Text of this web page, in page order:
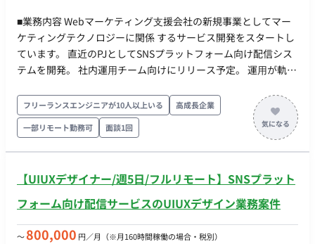
ン：Figma, miro 〇プロジェクト管理：Notion 〇開発⽣産
性改善：Findy Team+ 〇グループウェア：
GoogleWorkspace(Gmail, GoogleCalendar, SpreadSheet）
〇モブプロ‧ペアプロ ■会社・求人の魅力 〇新規プロダクトと
に関わらず、設計‧実装‧コードレビューに関われるフラットな組
織です 〇リモートメインの環境。開発‧スキルアップに注⼒で
きます 〇開発に必要なソフトウェアライセンスの貸与制度を
導⼊(Cursorなどの有料IDE 等を無償貸与） ■働き方 ・平日×週
田町のオフィス出社
■業務内容 Webマーケティング⽀援会社の新規事業としてマー
ケティングテクノロジーに関係 するサービス開発をスタートし
ています。 直近のPJとしてSNSプラットフォーム向け配信シス
テムを開発。 社内運⽤チーム向けにリリース予定。 運⽤が軌道
直後はバックエンド領域を担当していただき、その後はフロン
トエンドやインフラなど他の領域の挑戦も可能です。 ■実装範
囲 ●バックエンド（主担当領域） ・SNS向けメッセージ配信
機能の構築（⼤量配信‧webhook処理） ・認証‧認可機能、決
の構築 など ■その他領域 ●フロント ・React＋MUIを⽤いた配
信管理画⾯ ・タグの実装、LIFFアプリ開発 ●インフラ構築
ーラブルな構築 ■開発環境 バックエンド：fastify, TypeScript フ
フリーランスエンジニアが10人以上いる
高成長企業
一部リモート勤務可
面談1回
【UIUXデザイナー/週5日/フルリモート】SNSプラット
フォーム向け配信サービスのUIUXデザイン業務案件
〜800,000 円／月 （※月160時間稼働の場合・税別）